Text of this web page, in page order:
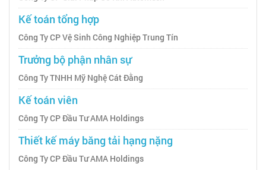
Kế toán tổng hợp
Công Ty CP Vệ Sinh Công Nghiệp Trung Tín
Trưởng bộ phận nhân sự
Công Ty TNHH Mỹ Nghệ Cát Đằng
Kế toán viên
Công Ty CP Đầu Tư AMA Holdings
Thiết kế máy băng tải hạng nặng
Công Ty CP Đầu Tư AMA Holdings